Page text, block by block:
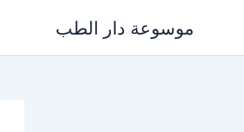
موسوعة دار الطب